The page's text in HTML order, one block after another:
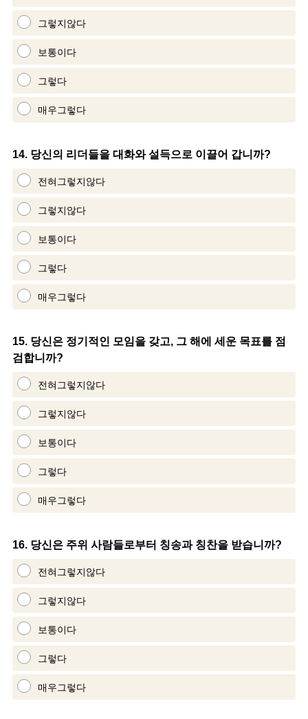
그렇지않다
보통이다
그렇다
매우그렇다
Question
Title
14. 당신의 리더들을 대화와 설득으로 이끌어 갑니까?
전혀그렇지않다
그렇지않다
보통이다
그렇다
매우그렇다
Question
Title
15. 당신은 정기적인 모임을 갖고, 그 해에 세운 목표를 점
검합니까?
전혀그렇지않다
그렇지않다
보통이다
그렇다
매우그렇다
Question
Title
16. 당신은 주위 사람들로부터 칭송과 칭찬을 받습니까?
전혀그렇지않다
그렇지않다
보통이다
그렇다
매우그렇다